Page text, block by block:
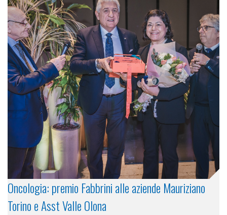
Oncologia: premio Fabbrini alle aziende Mauriziano
Torino e Asst Valle Olona